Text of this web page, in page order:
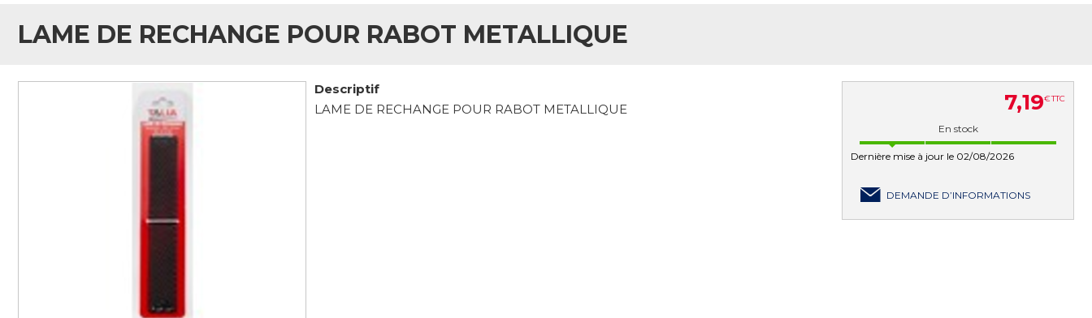
LAME DE RECHANGE POUR RABOT METALLIQUE
Descriptif
LAME DE RECHANGE POUR RABOT METALLIQUE
7,19€TTC
En stock
Dernière mise à jour le 02/08/2026
DEMANDE D’INFORMATIONS